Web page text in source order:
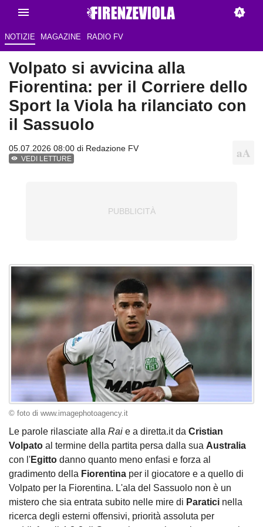
NOTIZIE MAGAZINE RADIO FV
Volpato si avvicina alla
Fiorentina: per il Corriere dello
Sport la Viola ha rilanciato con
il Sassuolo
05.07.2026 08:00 di Redazione FV
VEDI LETTURE
© foto di www.imagephotoagency.it
Le parole rilasciate alla Rai e a diretta.it da Cristian
Volpato al termine della partita persa dalla sua Australia
con l'Egitto danno quanto meno enfasi e forza al
gradimento della Fiorentina per il giocatore e a quello di
Volpato per la Fiorentina. L'ala del Sassuolo non è un
mistero che sia entrata subito nelle mire di Paratici nella
ricerca degli esterni offensivi, priorità assoluta per